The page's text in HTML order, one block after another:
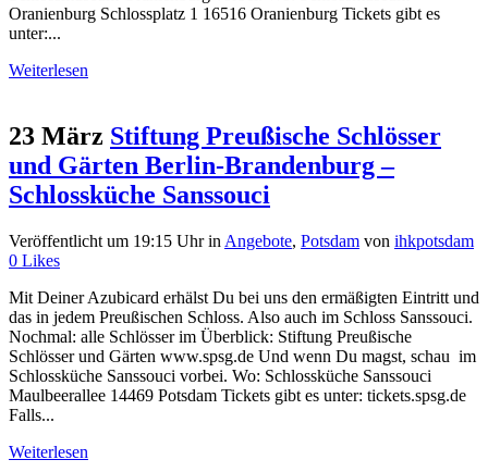
Oranienburg Schlossplatz 1 16516 Oranienburg Tickets gibt es
unter:...
Weiterlesen
23 März Stiftung Preußische Schlösser
und Gärten Berlin-Brandenburg –
Schlossküche Sanssouci
Veröffentlicht um 19:15 Uhrin Angebote, Potsdam von ihkpotsdam
0 Likes
Mit Deiner Azubicard erhälst Du bei uns den ermäßigten Eintritt und
das in jedem Preußischen Schloss. Also auch im Schloss Sanssouci.
Nochmal: alle Schlösser im Überblick: Stiftung Preußische
Schlösser und Gärten www.spsg.de Und wenn Du magst, schau im
Schlossküche Sanssouci vorbei. Wo: Schlossküche Sanssouci
Maulbeerallee 14469 Potsdam Tickets gibt es unter: tickets.spsg.de
Falls...
Weiterlesen